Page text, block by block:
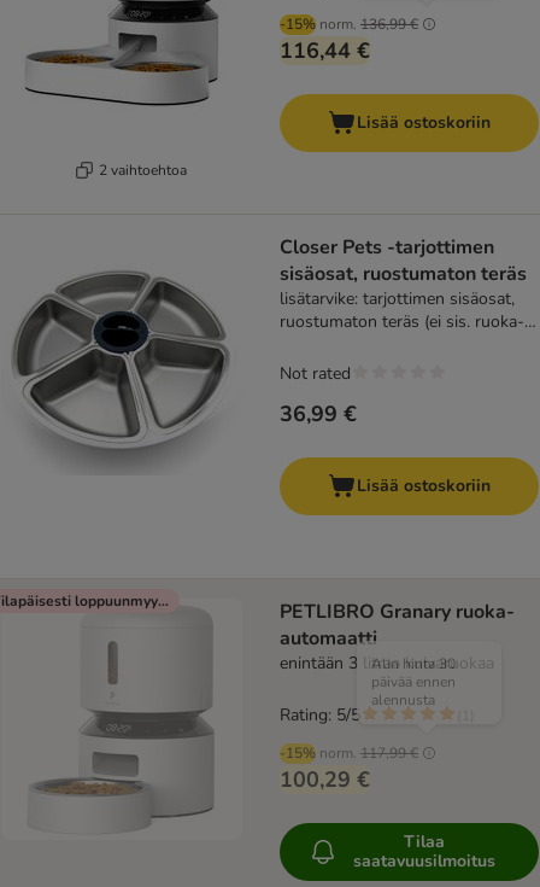
2 vaihtoehtoa
-15% norm. 136,99 €
116,44 €
Lisää ostoskoriin
Closer Pets -tarjottimen
sisäosat, ruostumaton teräs
lisätarvike: tarjottimen sisäosat,
ruostumaton teräs (ei sis. ruoka-
36,99 €
Not rated
Lisää ostoskoriin
Tilapäisesti loppuunmyyty
PETLIBRO Granary ruoka-
automaatti
enintään 3 litraa kuivaruokaa
-15% norm. 117,99 €
Alin hinta 30
päivää ennen
alennusta
100,29 €
Rating: 5/5
Tilaa
saatavuusilmoitus